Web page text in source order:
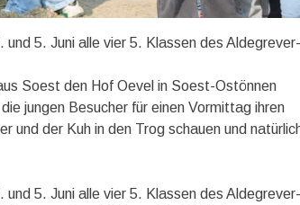
und 5. Juni alle vier 5. Klassen des Aldegrever-
Soest den Hof Oevel in Soest-Ostönnen
jungen Besucher für einen Vormittag ihren
und der Kuh in den Trog schauen und
und 5. Juni alle vier 5. Klassen des Aldegrever-